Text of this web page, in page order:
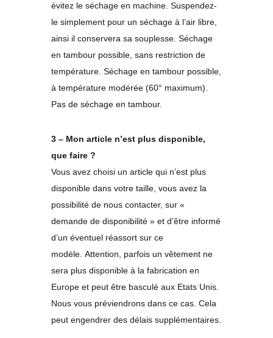
évitez le séchage en machine. Suspendez-
le simplement pour un séchage à l’air libre,
ainsi il conservera sa souplesse. Séchage
en tambour possible, sans restriction de
température. Séchage en tambour possible,
à température modérée (60° maximum).
Pas de séchage en tambour.
3 – Mon article n’est plus disponible,
que faire ?
Vous avez choisi un article qui n’est plus
disponible dans votre taille, vous avez la
possibilité de nous contacter, sur «
demande de disponibilité » et d’être informé
d’un éventuel réassort sur ce
modèle. Attention, parfois un vêtement ne
sera plus disponible à la fabrication en
Europe et peut être basculé aux Etats Unis.
Nous vous préviendrons dans ce cas. Cela
peut engendrer des délais supplémentaires.